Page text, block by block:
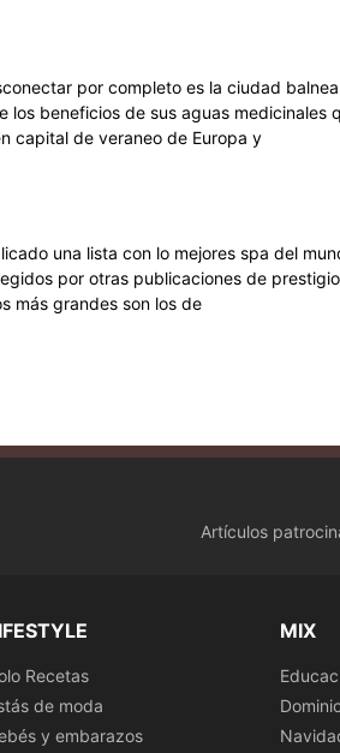
por completo es la ciudad
los beneficios de sus aguas medicinales
capital de veraneo de Europa y
una lista con lo mejores spa del
por otras publicaciones de prestigio
más grandes son los de
Artículos
Recetas
de moda
y embarazos
MIX